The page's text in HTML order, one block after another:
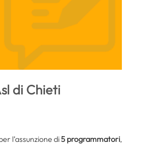
di Chieti
l’assunzione di5 programmatori,